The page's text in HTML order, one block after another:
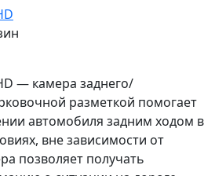
— камера заднего/
разметкой помогает
автомобиля задним ходом в
вне зависимости от
позволяет получать